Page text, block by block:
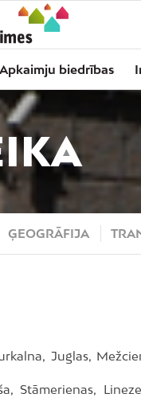
Apkaimju biedrības
ĢEOGRĀFIJA
Juglas,
Stāmerienas,